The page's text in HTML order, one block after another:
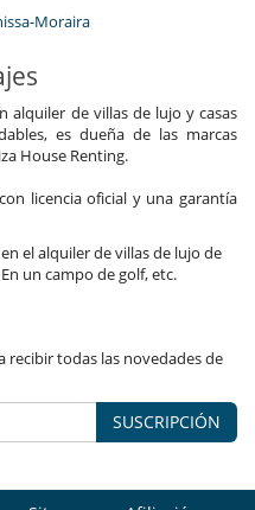
Moraira
alquiler de villas de lujo y casas
es dueña de las marcas
House Renting.
licencia oficial y una garantía
el alquiler de villas de lujo de
un campo de golf, etc.
todas las novedades de
SUSCRIPCIÓN